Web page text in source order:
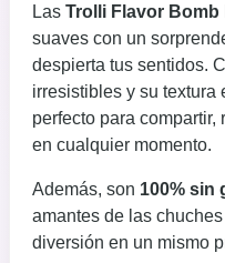
Las Trolli Flavor Bomb
suaves con un
despierta tus sentidos.
irresistibles y su textura
perfecto para
en cualquier momento.
Además, son 100% sin
amantes de las
diversión en un mismo